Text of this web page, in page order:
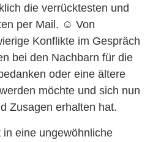
die verrücktesten und
per Mail. ☺ Von
Konflikte im Gespräch
bei den Nachbarn für die
oder eine ältere
möchte und sich nun
Zusagen erhalten hat.
eine ungewöhnliche